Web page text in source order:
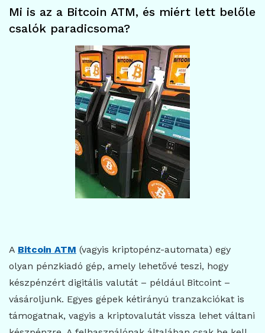
Mi is az a Bitcoin ATM, és miért lett belőle
csalók paradicsoma?
A Bitcoin ATM (vagyis kriptopénz-automata) egy
olyan pénzkiadó gép, amely lehetővé teszi, hogy
készpénzért digitális valutát – például Bitcoint –
vásároljunk. Egyes gépek kétirányú tranzakciókat is
támogatnak, vagyis a kriptovalutát vissza lehet váltani